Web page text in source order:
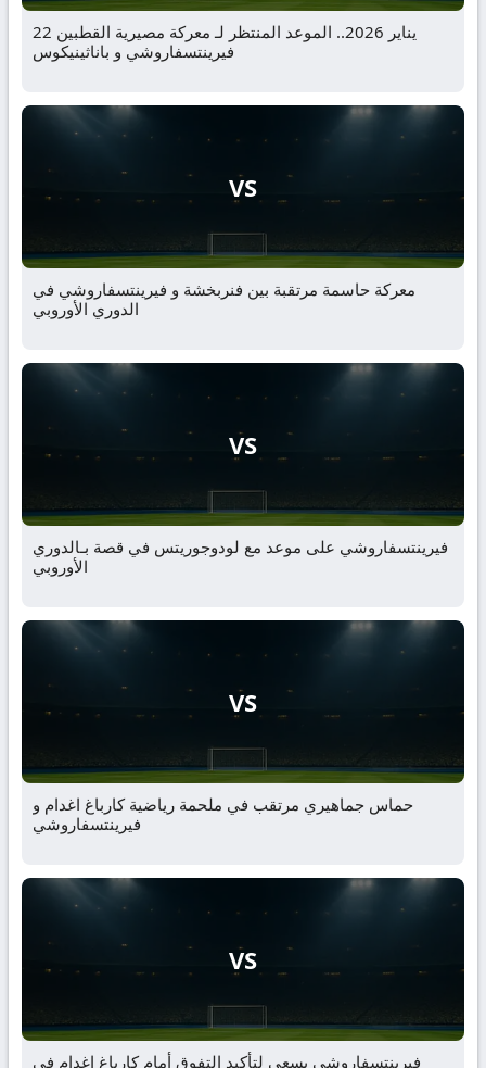
22 يناير 2026.. الموعد المنتظر لـ معركة مصيرية القطبين
فيرينتسفاروشي و باناثينيكوس
VS
معركة حاسمة مرتقبة بين فنربخشة و فيرينتسفاروشي في
الدوري الأوروبي
VS
فيرينتسفاروشي على موعد مع لودوجوريتس في قصة بـالدوري
الأوروبي
VS
حماس جماهيري مرتقب في ملحمة رياضية كارباغ اغدام و
فيرينتسفاروشي
VS
فيرينتسفاروشي يسعى لتأكيد التفوق أمام كارباغ اغدام في